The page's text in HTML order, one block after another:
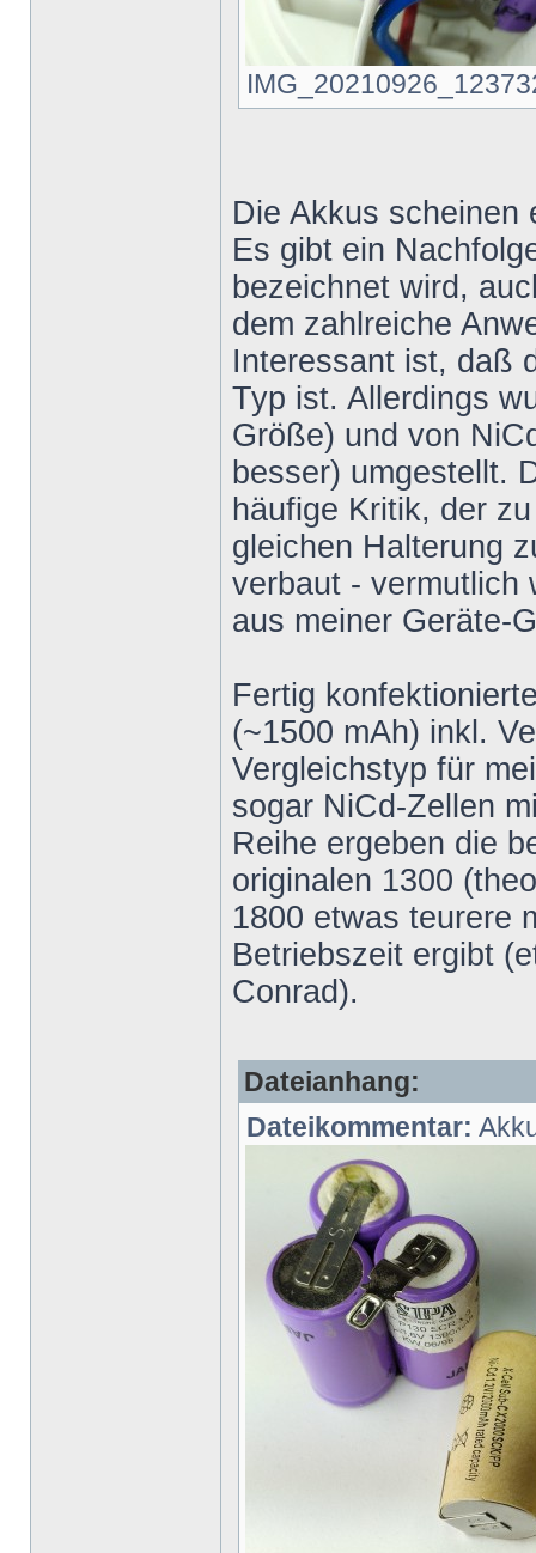
Die Akkus scheinen
Es gibt ein
bezeichnet wird,
dem zahlreiche
Interessant ist, daß
Typ ist. Allerdings
Größe) und von
besser) umgestellt.
häufige Kritik, der
gleichen Halterung
verbaut - vermutlich
aus meiner Geräte-
Fertig
(~1500 mAh) inkl.
Vergleichstyp für
sogar NiCd-Zellen
Reihe ergeben die
originalen 1300
1800 etwas teurere
Betriebszeit ergibt
Conrad).
Dateianhang:
Dateikommentar: